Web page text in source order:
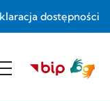
dostępności